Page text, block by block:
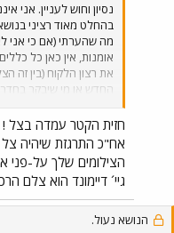
נסיון וחוש לעניין. אני
בהחלט מאוד רציני
מה שהערתי (אם כי אני
אומנות, אין כאן כל
את רצון הלקוח (בין זה
החדש או מי שיבקר
ישנם מספר עקרונות
להכנס עליהם, אבל אני
באינטרנט ספרים רבים
השונים מפרסמים מדי
חשוב לזכור שהרבה
מאוד יתלהב מהן יזכו
חזית הקטר עמדה בצל !
אח"כ התרגזת שיהיה צל
הצילומים שלך על-פני
גיי´ דיימונד הוא צלם
הנושא נעול.